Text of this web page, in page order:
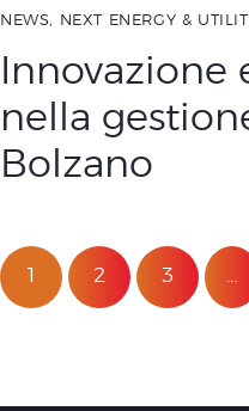
NEWS, NEXT ENERGY &
Innovazione
nella
Bolzano
1 2 3